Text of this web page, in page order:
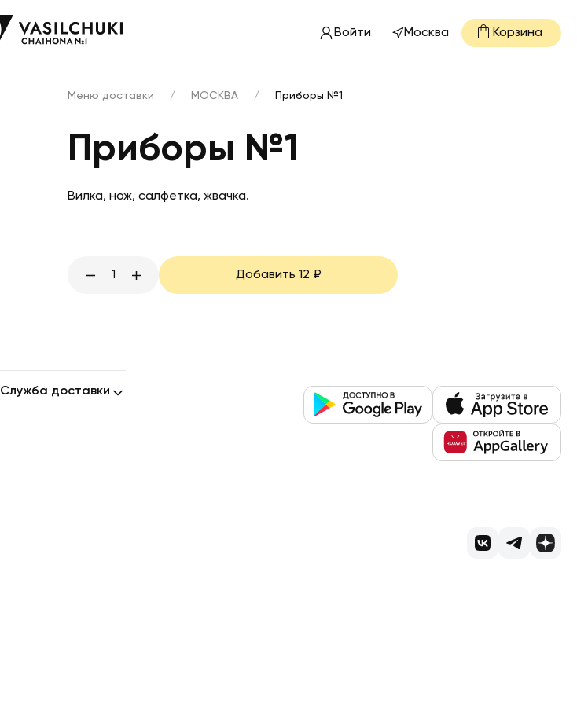
Войти Москва Корзина
Меню доставки / МОСКВА / Приборы №1
Приборы №1
Вилка, нож, салфетка, жвачка.
1 Добавить 12 ₽
Служба доставки